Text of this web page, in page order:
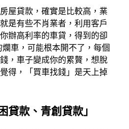
屋貸款，確實是比較高，業
是有些不肖業者，利用客戶
辦高利率的車貸，得到的卻
車，可能根本開不了，每個
，車子變成你的累贅，想脫
得，「買車找錢」是天上掉
貸款、青創貸款」